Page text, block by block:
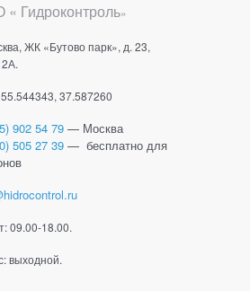
Гидроконтроль»
ЖК «Бутово парк», д. 23,
2А.
37.587260
902 54 79 — Москва
505 27 39 — бесплатно для
09.00-18.00.
выходной.